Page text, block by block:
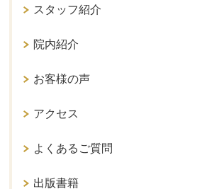
スタッフ紹介
院内紹介
お客様の声
アクセス
よくあるご質問
出版書籍